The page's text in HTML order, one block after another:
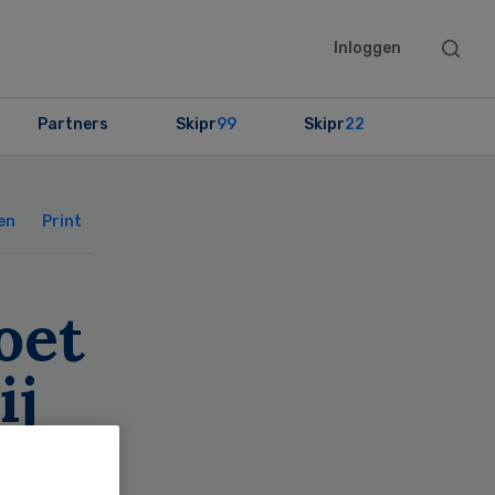
Inloggen
Search
Partners Skipr99 Skipr22
Print